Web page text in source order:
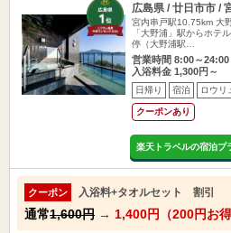
広島県 / 廿日市市 /
宮内串戸駅10.75km 大
「大野浦」駅からホテ
停（大野浦駅…
営業時間 8:00～24:00
入浴料金 1,300円～
日帰り 宿泊 ロウリ
クーポンあり
楽天トラベルの宿泊プ
クーポン 入浴料+タオルセット 割引
通常1,600円 → 1,400円（200円お得